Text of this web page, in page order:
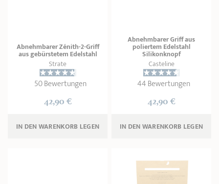
Abnehmbarer Zénith-2-Griff
aus gebürstetem Edelstahl
Strate
50 Bewertungen
42,90 €
LEGEN
Abnehmbarer Griff aus
poliertem Edelstahl
Silikonknopf
Casteline
44 Bewertungen
42,90 €
LEGEN